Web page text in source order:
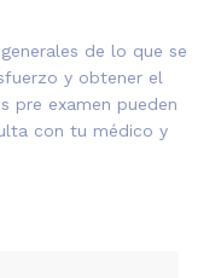
de lo que se
y obtener el
pre examen pueden
con tu médico y